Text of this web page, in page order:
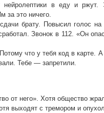
в еду и ржут.
за это ничего.
брату. Повысил голос на
Звонок в 112. «Он
что у тебя код в карте.
Тебе — запретили.
от него». Хотя общество
выходят с тремором и